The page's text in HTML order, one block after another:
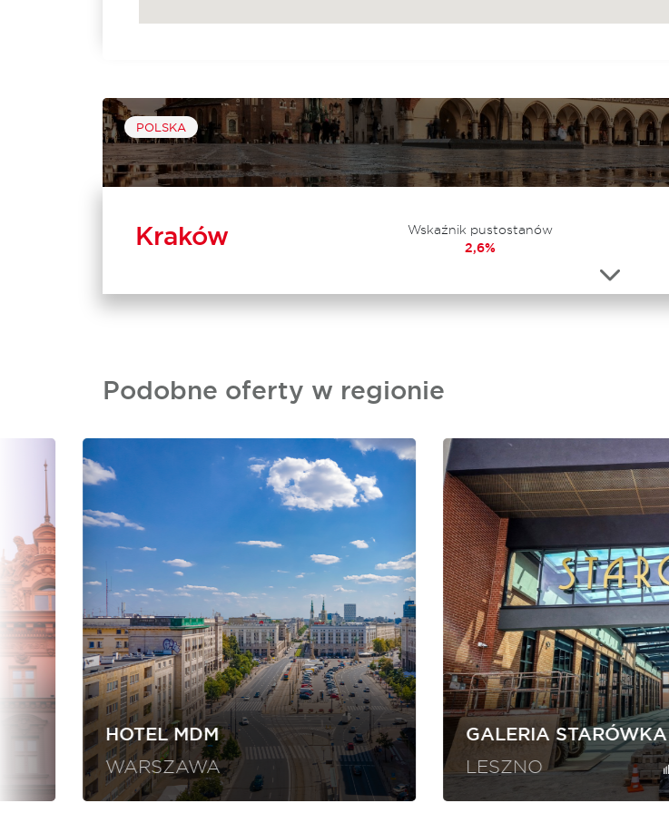
POLSKA
Kraków Wskaźnik pustostanów
2,6%
Podobne oferty w regionie
HOTEL MDM
WARSZAWA
GALERIA STARÓWKA
LESZNO